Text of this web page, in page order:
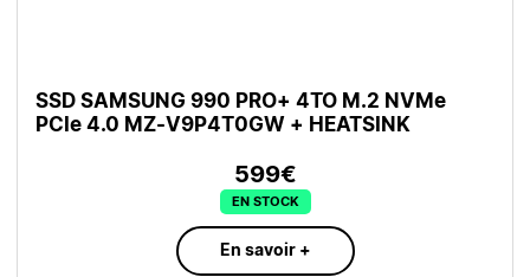
SSD SAMSUNG 990 PRO+ 4TO M.2 NVMe
PCIe 4.0 MZ-V9P4T0GW + HEATSINK
599€
EN STOCK
En savoir +